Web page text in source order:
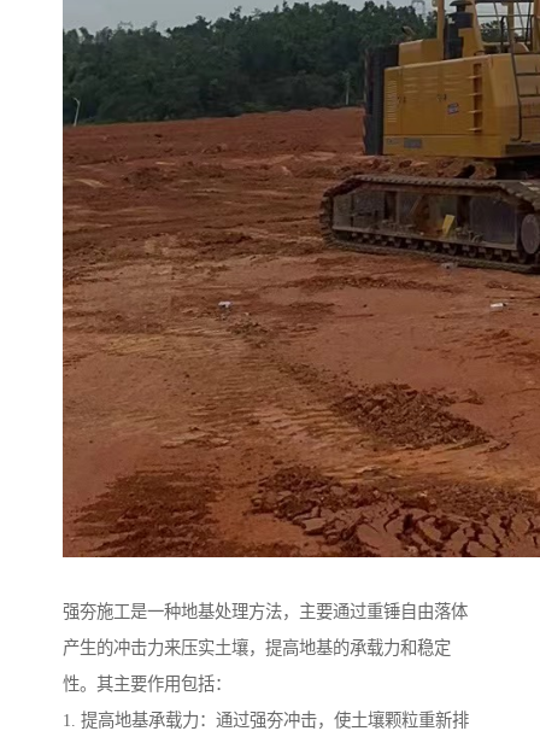
强夯施工是一种地基处理方法，主要通过重锤自由落体
产生的冲击力来压实土壤，提高地基的承载力和稳定
性。其主要作用包括：
1. 提高地基承载力：通过强夯冲击，使土壤颗粒重新排